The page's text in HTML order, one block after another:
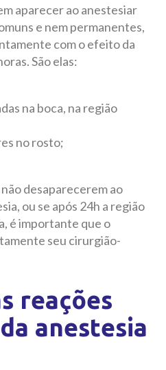
aparecer ao anestesiar
e nem permanentes,
com o efeito da
São elas:
na boca, na região
no rosto;
desaparecerem ao
ou se após 24h a região
é importante que o
seu cirurgião-
reações
anestesia